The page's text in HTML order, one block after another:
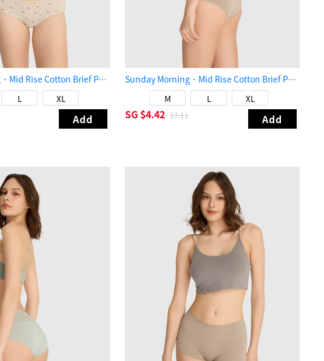
Sunday Morning．Mid Rise Cotton Brief Panty（Croissant Pattern）
L XL
Add
Sunday Morning．Mid Rise Cotton Brief Panty（Vintage Khaki）
M L XL
SG $4.42 $7.11 Add